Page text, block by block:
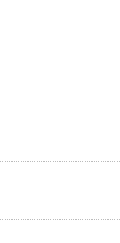
うことがありま
りますよ。